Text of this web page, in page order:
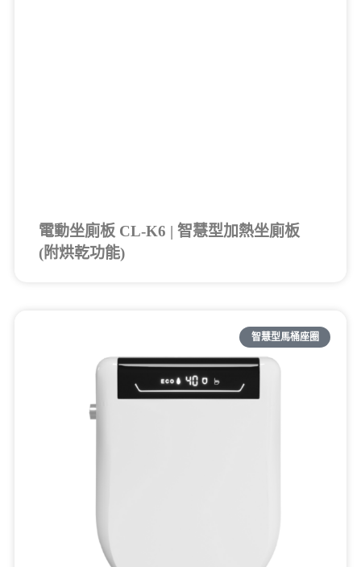
電動坐廁板 CL-K6 | 智慧型加熱坐廁板
(附烘乾功能)
智慧型馬桶座圈